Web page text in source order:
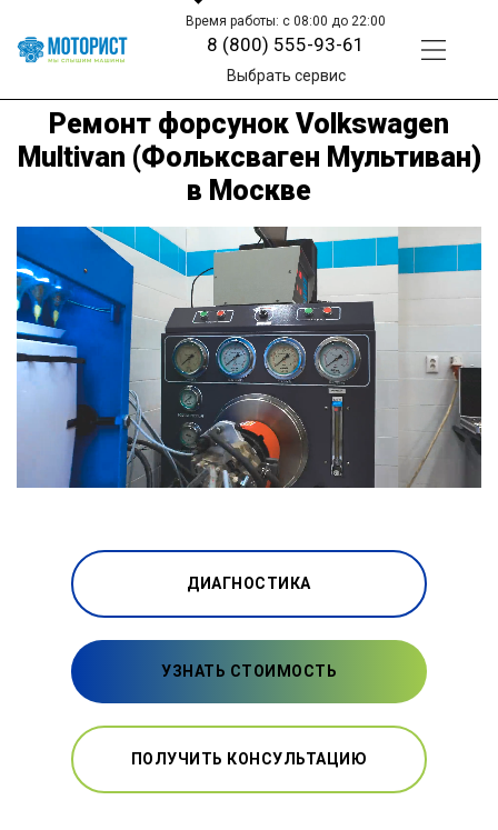
Время работы: с 08:00 до 22:00
8 (800) 555-93-61
Выбрать сервис
Ремонт форсунок Volkswagen
Multivan (Фольксваген Мультиван)
в Москве
ДИАГНОСТИКА
УЗНАТЬ СТОИМОСТЬ
ПОЛУЧИТЬ КОНСУЛЬТАЦИЮ